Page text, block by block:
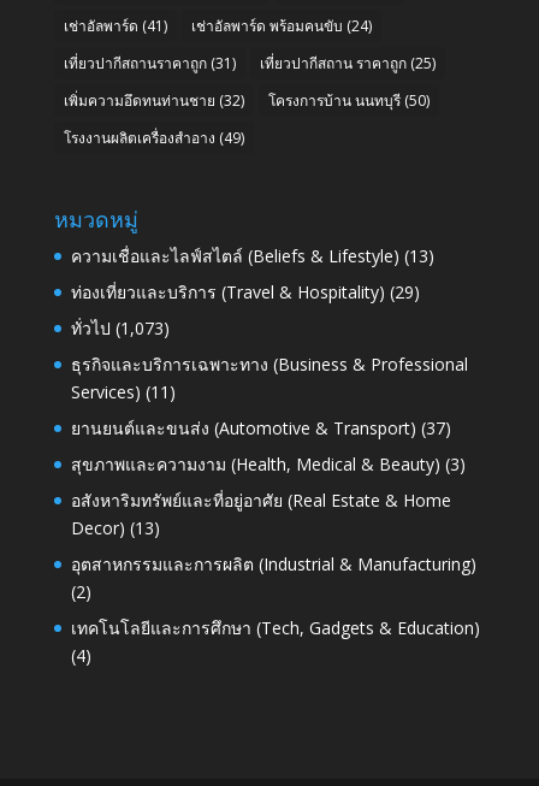
เช่าอัลพาร์ด (41) เช่าอัลพาร์ด พร้อมคนขับ (24)
เที่ยวปากีสถานราคาถูก(31) เที่ยวปากีสถาน ราคาถูก(25)
เพิ่มความอึดทนท่านชาย (32) โครงการบ้าน นนทบุรี(50)
โรงงานผลิตเครื่องสำอาง (49)
หมวดหมู่
ความเชื่อและไลฟ์สไตล์ (Beliefs & Lifestyle) (13)
ท่องเที่ยวและบริการ (Travel & Hospitality) (29)
ทั่วไป (1,073)
ธุรกิจและบริการเฉพาะทาง (Business & Professional
Services) (11)
ยานยนต์และขนส่ง (Automotive & Transport) (37)
สุขภาพและความงาม (Health, Medical & Beauty) (3)
อสังหาริมทรัพย์และที่อยู่อาศัย (Real Estate & Home
Decor) (13)
อุตสาหกรรมและการผลิต (Industrial & Manufacturing)
(2)
เทคโนโลยีและการศึกษา (Tech, Gadgets & Education)
(4)